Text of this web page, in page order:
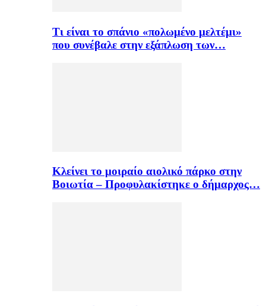
Τι είναι το σπάνιο «πολωμένο μελτέμι»
που συνέβαλε στην εξάπλωση των…
Κλείνει το μοιραίο αιολικό πάρκο στην
Βοιωτία – Προφυλακίστηκε ο δήμαρχος…